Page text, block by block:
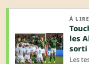
À
les
sorti
Les